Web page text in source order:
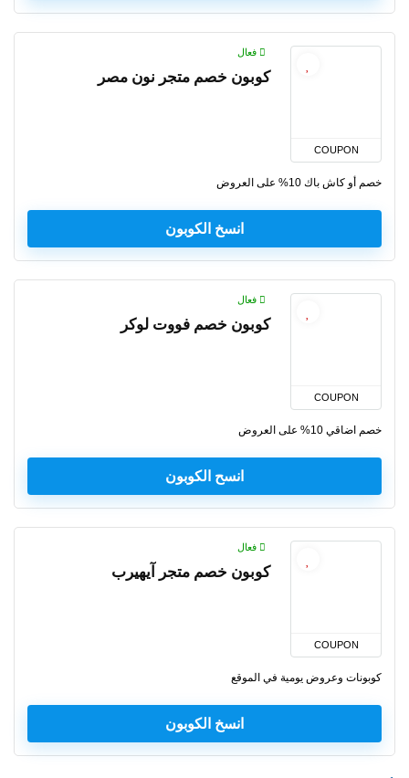
COUPON
فعال
كوبون خصم متجر نون مصر
خصم أو كاش باك 10% على العروض
انسخ الكوبون
COUPON
فعال
كوبون خصم فووت لوكر
خصم اضاقي 10% على العروض
انسح الكوبون
COUPON
فعال
كوبون خصم متجر آيهيرب
كوبونات وعروض يومية في الموقع
انسخ الكوبون